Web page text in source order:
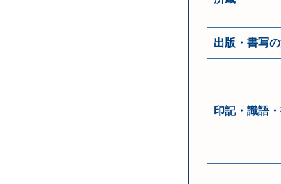
出版・書写
印記・識語